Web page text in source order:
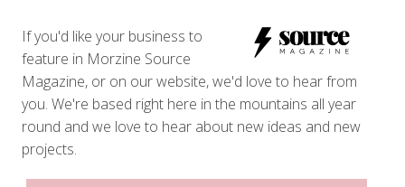
If you'd like your business to
feature in Morzine Source
Magazine, or on our website, we'd love to hear from
you. We're based right here in the mountains all year
round and we love to hear about new ideas and new
projects.